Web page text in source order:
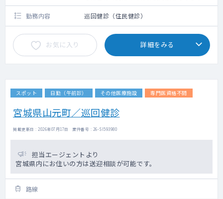
備考欄参照ください）
勤務内容
巡回健診（住民健診）
お気に入り 詳細をみる
スポット 日勤（午前診） その他医療施設 専門医資格不問
宮城県山元町／巡回健診
掲載更新日 : 2026年07月17日 案件番号 : 26-SI593980
担当エージェントより
宮城県内にお住いの方は送迎相談が可能です。
路線